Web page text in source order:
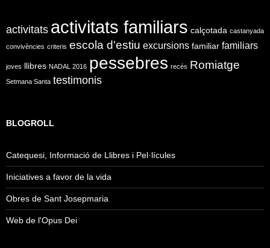
activitats activitats familiars calçotada castanyada
convivències criteris escola d'estiu excursions familiar familiars
joves llibres NADAL 2016 pessebres recés Romiatge
Setmana Santa testimonis
BLOGROLL
Catequesi, Informació de Llibres i Pel·lícules
Iniciatives a favor de la vida
Obres de Sant Josepmaria
Web de l'Opus Dei